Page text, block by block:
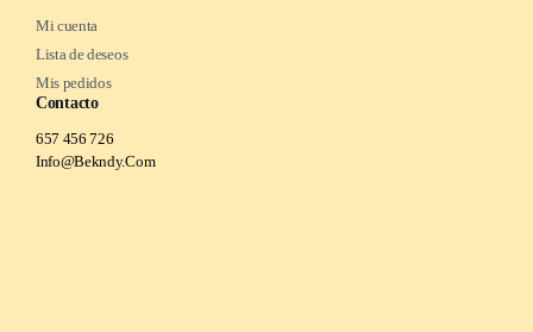
Mi cuenta
Lista de deseos
Mis pedidos
Contacto
657 456 726
Info@Bekndy.Com